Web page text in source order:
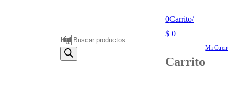
Búsqueda de productos
0Carrito/
$ 0
Carrito
Mi